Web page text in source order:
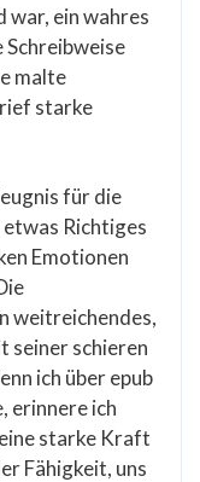
war, ein wahres
malte
starke
für die
Richtiges
Emotionen
weitreichendes,
seiner schieren
ich über epub
erinnere ich
starke Kraft
Fähigkeit, uns